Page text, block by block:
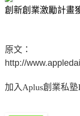
創新創業激勵計畫
原文：
http://
加入Aplus創業私